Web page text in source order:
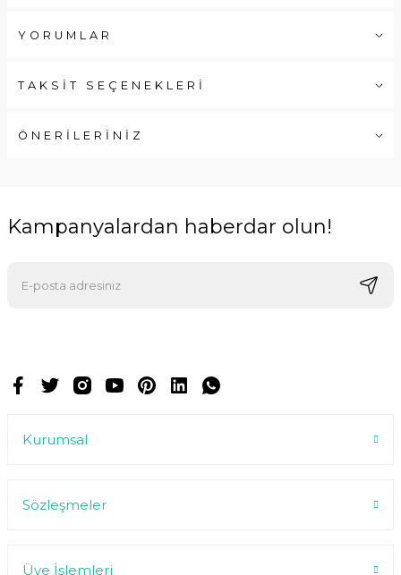
YORUMLAR
TAKSİT SEÇENEKLERİ
ÖNERİLERİNİZ
Kampanyalardan haberdar olun!
Kurumsal
Sözleşmeler
Üye İşlemleri